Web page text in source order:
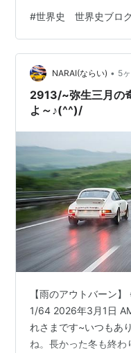
あります。著作権法の
問題文を引用してい
同じく何も見ないで
だりトイレに行ったり
たら、受験生がアク
書院、東京書籍、山川
#世界史 世界史ブロ
NARAI(ならい) • 5
2913/~弥生三月の
よ～♪(^^)/
【雨のアウトバーン
1/64 2026年3月1日
れさまです~いつもあ
ね。長かった冬も終わ